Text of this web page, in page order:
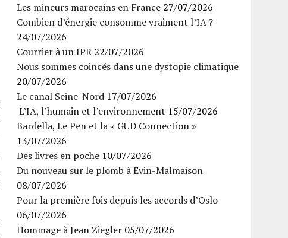
Les mineurs marocains en France 27/07/2026
Combien d’énergie consomme vraiment l’IA ?
24/07/2026
Courrier à un IPR 22/07/2026
Nous sommes coincés dans une dystopie climatique
20/07/2026
Le canal Seine-Nord 17/07/2026
L’IA, l’humain et l’environnement 15/07/2026
Bardella, Le Pen et la « GUD Connection »
13/07/2026
Des livres en poche 10/07/2026
Du nouveau sur le plomb à Evin-Malmaison
08/07/2026
Pour la première fois depuis les accords d’Oslo
06/07/2026
Hommage à Jean Ziegler 05/07/2026